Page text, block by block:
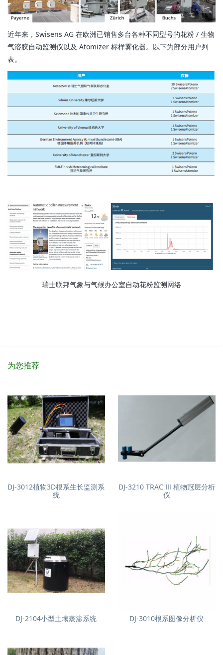
近年来，Swisens AG 在欧洲已销售多台各种不同型号的花粉 / 生物
气溶胶自动监测仪以及 Atomizer 标样雾化器。以下为部分用户列
表。
瑞士联邦气象与气候办公室自动花粉监测网络
为您推荐
DJ-3012植物3D根系生长监测系
统
DJ-3210 TRAC Ⅲ 植物冠层分析
仪
DJ-2104小型土壤蒸渗系统 DJ-3010根系图像分析仪